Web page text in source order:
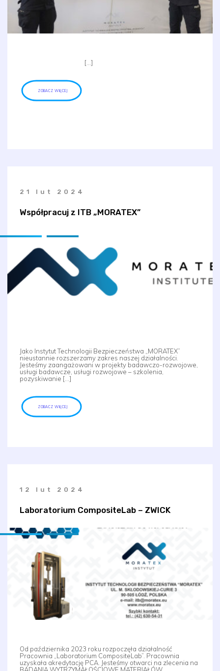
[…]
ZOBACZ WIĘCEJ
21 lut 2024
Współpracuj z ITB „MORATEX”
Jako Instytut Technologii Bezpieczeństwa „MORATEX”
nieustannie rozszerzamy zakres naszej działalności.
Jesteśmy zaangażowani w projekty badawczo-rozwojowe,
usługi badawcze, usługi rozwojowe – szkolenia,
pozyskiwanie […]
ZOBACZ WIĘCEJ
12 lut 2024
Laboratorium CompositeLab – ZWICK
Od października 2023 roku rozpoczęła działalność
Pracownia „Laboratorium CompositeLab”. Pracownia
uzyskała akredytację PCA. Jesteśmy otwarci na zlecenia na